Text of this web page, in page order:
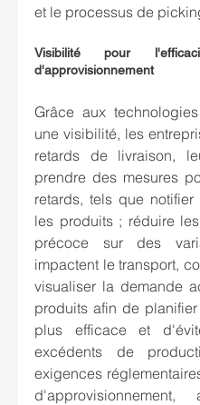
et le processus de
Visibilité pour
d'approvisionnement
Grâce aux
une visibilité, les
retards de livraison,
prendre des mesures
retards, tels que
les produits ; réduire
précoce sur des
impactent le transport,
visualiser la demande
produits afin de
plus efficace et
excédents de
exigences